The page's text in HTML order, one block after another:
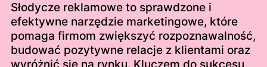
Słodycze reklamowe to sprawdzone i
efektywne narzędzie marketingowe, które
pomaga firmom zwiększyć rozpoznawalność,
budować pozytywne relacje z klientami oraz